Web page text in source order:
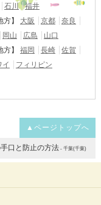
石川
福井
方】 大阪 京都
奈良
岡山 広島
山口
方】 福岡 長崎
佐賀
イ
フィリピン
▲ページトップへ
口と防止の方法- 千葉(千葉)